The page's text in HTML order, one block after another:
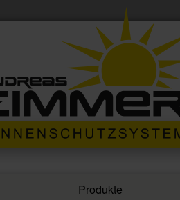
Produkte